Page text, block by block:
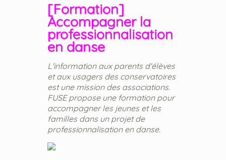
[Formation]
Accompagner la
professionnalisation
en danse
L'information aux parents d'élèves
et aux usagers des conservatoires
est une mission des associations.
FUSE propose une formation pour
accompagner les jeunes et les
familles dans un projet de
professionnalisation en danse.